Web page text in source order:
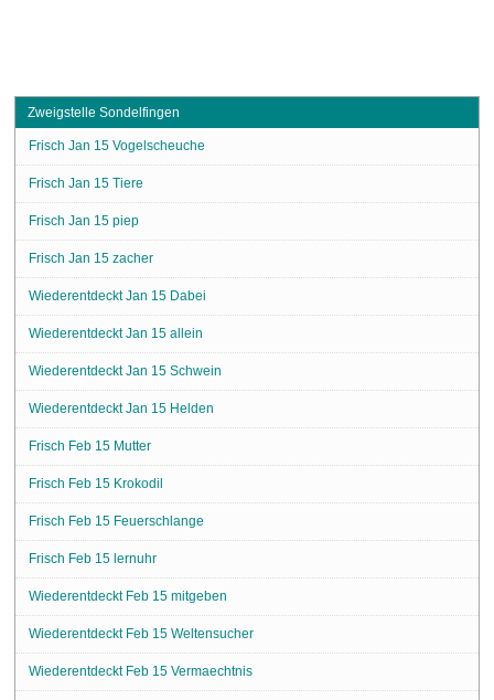
Zweigstelle Sondelfingen
Frisch Jan 15 Vogelscheuche
Frisch Jan 15 Tiere
Frisch Jan 15 piep
Frisch Jan 15 zacher
Wiederentdeckt Jan 15 Dabei
Wiederentdeckt Jan 15 allein
Wiederentdeckt Jan 15 Schwein
Wiederentdeckt Jan 15 Helden
Frisch Feb 15 Mutter
Frisch Feb 15 Krokodil
Frisch Feb 15 Feuerschlange
Frisch Feb 15 lernuhr
Wiederentdeckt Feb 15 mitgeben
Wiederentdeckt Feb 15 Weltensucher
Wiederentdeckt Feb 15 Vermaechtnis